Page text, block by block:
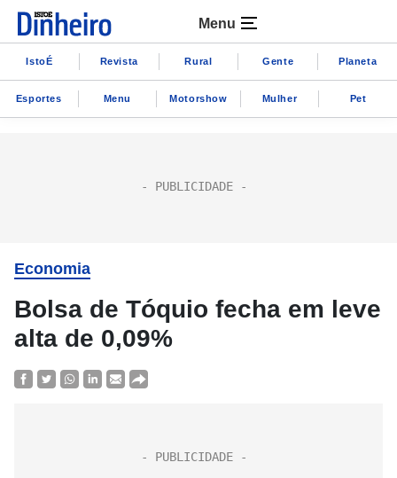
Menu
IstoÉ Revista Rural Gente Planeta
Esportes Menu Motorshow Mulher Pet
Economia
Bolsa de Tóquio fecha em leve
alta de 0,09%